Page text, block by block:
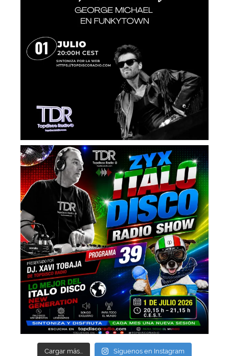
Cargar más... Síguenos en Instagram